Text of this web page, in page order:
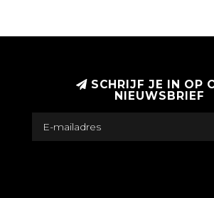
SCHRIJF JE IN OP
NIEUWSBRIEF